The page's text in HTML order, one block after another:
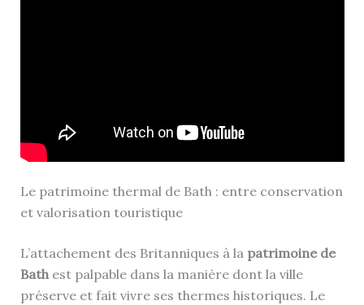
Le patrimoine thermal de Bath : entre conservation
et valorisation touristique
L’attachement des Britanniques à la patrimoine de
Bathest palpable dans la manière dont la ville
préserve et fait vivre ses thermes historiques. Le